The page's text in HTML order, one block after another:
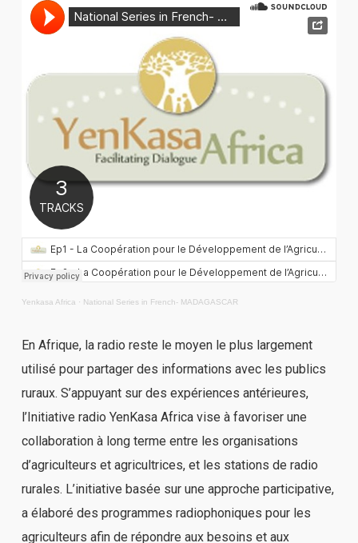
Yenkasa Africa · National Series in French- MADAGASCAR
En Afrique, la radio reste le moyen le plus largement
utilisé pour partager des informations avec les publics
ruraux. S’appuyant sur des expériences antérieures,
l’Initiative radio YenKasa Africa vise à favoriser une
collaboration à long terme entre les organisations
d’agriculteurs et agricultrices, et les stations de radio
rurales. L’initiative basée sur une approche participative,
a élaboré des programmes radiophoniques pour les
agriculteurs afin de répondre aux besoins et aux